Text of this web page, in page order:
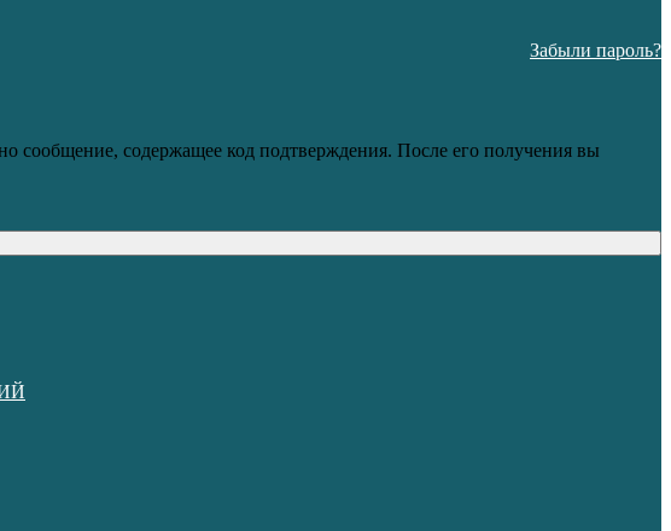
Забыли пароль?
сообщение, содержащее код подтверждения. После его получения вы